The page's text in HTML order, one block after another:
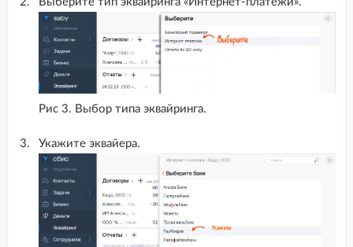
ocStore 2.1
ocStore 2.3
Octobercms ver. 3 shopaholic ver. 1
OpenCart
PrestaShop 1.6
Prestashop 1.7
Shop-Script
SimplaCMS
Рис 3. Выбор типа эквайринга.
Укажите эквайера.